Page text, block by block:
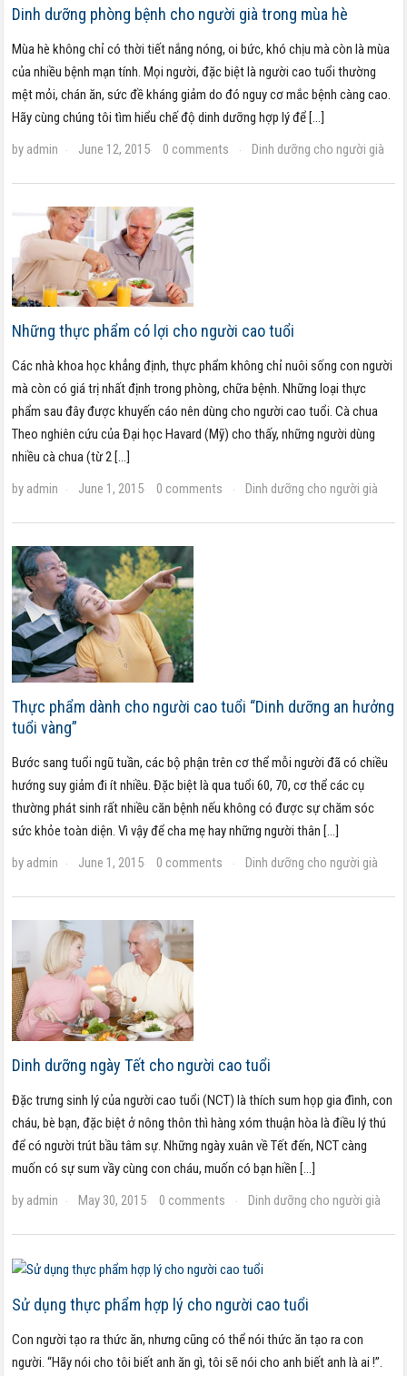
Dinh dưỡng phòng bệnh cho người già trong mùa hè
Mùa hè không chỉ có thời tiết nắng nóng, oi bức, khó chịu mà còn là mùa
của nhiều bệnh mạn tính. Mọi người, đặc biệt là người cao tuổi thường
mệt mỏi, chán ăn, sức đề kháng giảm do đó nguy cơ mắc bệnh càng cao.
Hãy cùng chúng tôi tìm hiểu chế độ dinh dưỡng hợp lý để […]
by admin · June 12, 2015· 0 comments · Dinh dưỡng cho người già
Những thực phẩm có lợi cho người cao tuổi
Các nhà khoa học khẳng định, thực phẩm không chỉ nuôi sống con người
mà còn có giá trị nhất định trong phòng, chữa bệnh. Những loại thực
phẩm sau đây được khuyến cáo nên dùng cho người cao tuổi. Cà chua
Theo nghiên cứu của Đại học Havard (Mỹ) cho thấy, những người dùng
nhiều cà chua (từ 2 […]
by admin · June 1, 2015· 0 comments · Dinh dưỡng cho người già
Thực phẩm dành cho người cao tuổi “Dinh dưỡng an hưởng
tuổi vàng”
Bước sang tuổi ngũ tuần, các bộ phận trên cơ thể mỗi người đã có chiều
hướng suy giảm đi ít nhiều. Đặc biệt là qua tuổi 60, 70, cơ thể các cụ
thường phát sinh rất nhiều căn bệnh nếu không có được sự chăm sóc
sức khỏe toàn diện. Vì vậy để cha mẹ hay những người thân […]
by admin · June 1, 2015· 0 comments · Dinh dưỡng cho người già
Dinh dưỡng ngày Tết cho người cao tuổi
Đặc trưng sinh lý của người cao tuổi (NCT) là thích sum họp gia đình, con
cháu, bè bạn, đặc biệt ở nông thôn thì hàng xóm thuận hòa là điều lý thú
để có người trút bầu tâm sự. Những ngày xuân về Tết đến, NCT càng
muốn có sự sum vầy cùng con cháu, muốn có bạn hiền […]
by admin · May 30, 2015· 0 comments · Dinh dưỡng cho người già
Sử dụng thực phẩm hợp lý cho người cao tuổi
Con người tạo ra thức ăn, nhưng cũng có thể nói thức ăn tạo ra con
người. “Hãy nói cho tôi biết anh ăn gì, tôi sẽ nói cho anh biết anh là ai !”.